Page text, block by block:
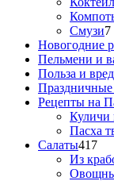
Смузи7
Новогодние
Пельмени и
Польза и
Рецепты на
Куличи
Пасха
Салаты417
Из